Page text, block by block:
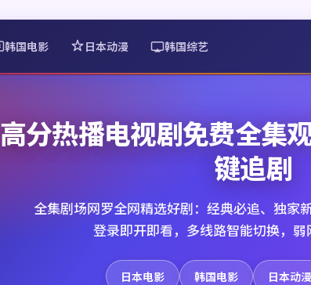
韩国电影 日本动漫 韩国综艺
高分热播电视剧免费全集
键追剧
全集剧场网罗全网精选好剧：经典必追、独家
登录即开即看，多线路智能切换，弱
日本电影 韩国电影 日本动漫